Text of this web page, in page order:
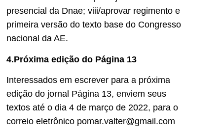
presencial da Dnae; viii/aprovar regimento e
primeira versão do texto base do Congresso
nacional da AE.
4.Próxima edição do Página 13
Interessados em escrever para a próxima
edição do jornal Página 13, enviem seus
textos até o dia 4 de março de 2022, para o
correio eletrônico pomar.valter@gmail.com